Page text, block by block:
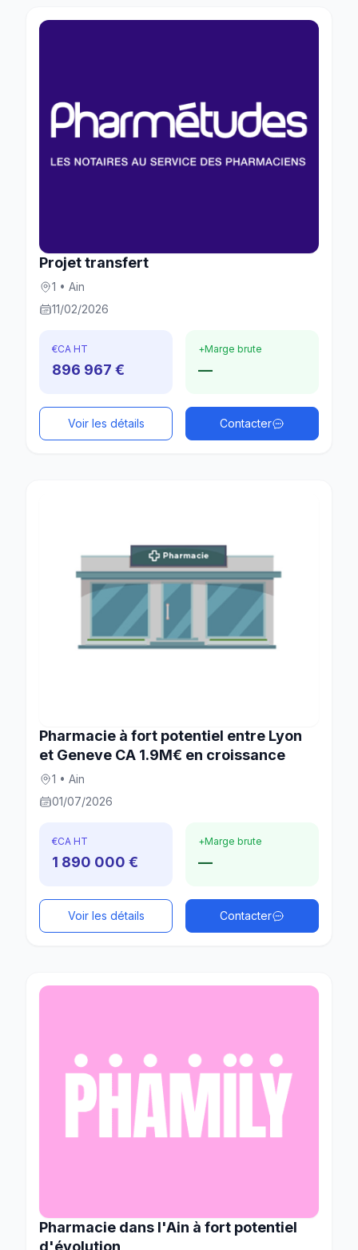
Projet transfert
1 • Ain
11/02/2026
€CA HT
896 967 €
+Marge brute
—
Voir les détails Contacter
Pharmacie à fort potentiel entre Lyon
et Geneve CA 1.9M€ en croissance
1 • Ain
01/07/2026
€CA HT
1 890 000 €
+Marge brute
—
Voir les détails Contacter
Pharmacie dans l'Ain à fort potentiel
d'évolution